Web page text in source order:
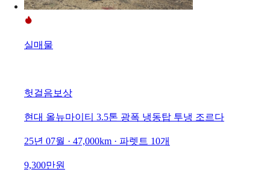
실매물
헛걸음보상
현대 올뉴마이티 3.5톤 광폭 냉동탑 투냉 조르다
25년 07월 · 47,000km · 파렛트 10개
9,300만원